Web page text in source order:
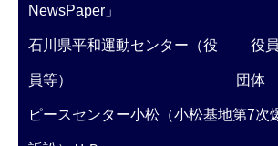
NewsPaper」
石川県平和運動センター（役
員等）
役
団体
ピースセンター小松（小松基地第7次